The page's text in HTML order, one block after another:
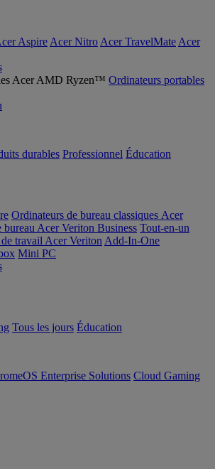
Aspire Acer Nitro Acer TravelMate Acer
Ordinateurs portables
durables Professionnel Éducation
Ordinateurs de bureau classiques Acer
bureau Acer Veriton Business Tout-en-un
de travail Acer Veriton Add-In-One
Mini PC
Tous les jours Éducation
Enterprise Solutions Cloud Gaming